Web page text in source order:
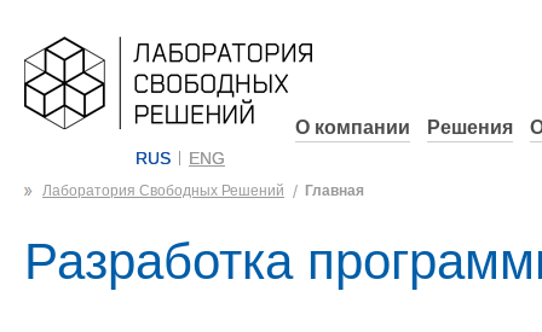
RUS ENG
О компании Решения
Лаборатория Свободных Решений Главная
Разработка